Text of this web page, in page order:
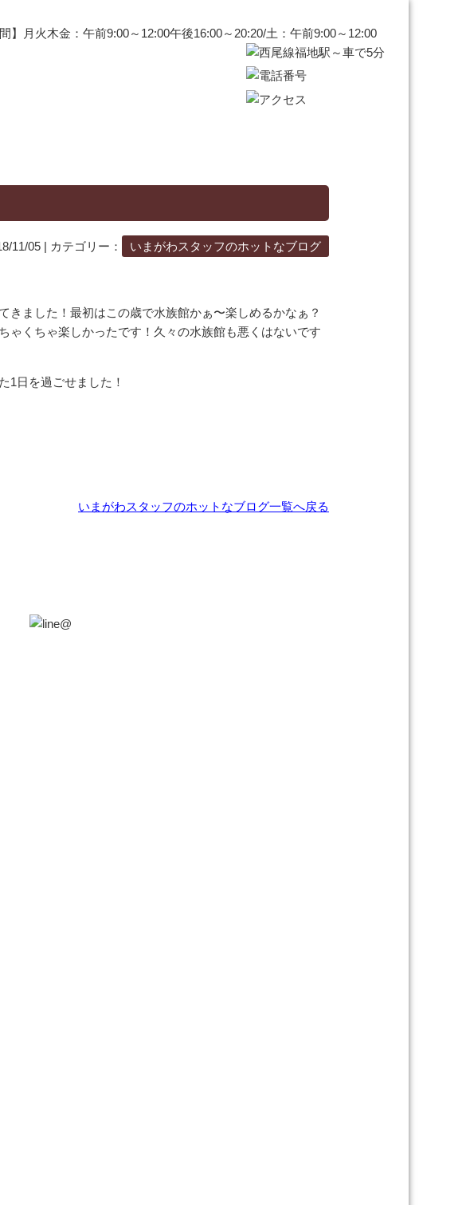
11/05 | カテゴリー： いまがわスタッフのホットなブログ
きました！最初はこの歳で水族館かぁ〜楽しめるかなぁ？
ゃくちゃ楽しかったです！久々の水族館も悪くはないです
1日を過ごせました！
いまがわスタッフのホットなブログ一覧へ戻る